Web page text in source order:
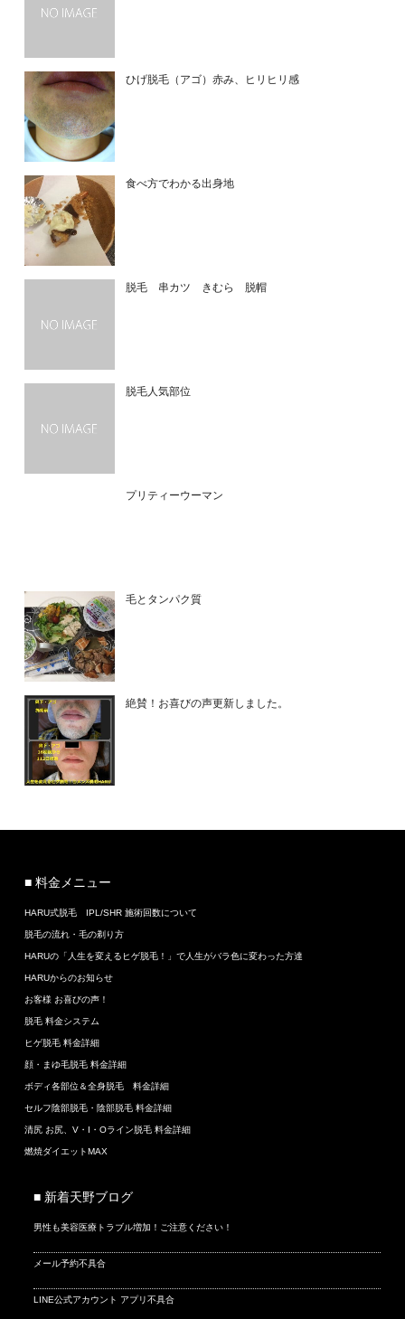
ひげ脱毛（アゴ）赤み、ヒリヒリ感
食べ方でわかる出身地
脱毛 串カツ きむら 脱帽
脱毛人気部位
プリティーウーマン
毛とタンパク質
絶賛！お喜びの声更新しました。
■ 料金メニュー
HARU式脱毛 IPL/SHR 施術回数について
脱毛の流れ・毛の剃り方
HARUの「人生を変えるヒゲ脱毛！」で人生がバラ色に変わった方達
HARUからのお知らせ
お客様 お喜びの声！
脱毛 料金システム
ヒゲ脱毛 料金詳細
顔・まゆ毛脱毛 料金詳細
ボディ各部位＆全身脱毛 料金詳細
セルフ陰部脱毛・陰部脱毛 料金詳細
清尻 お尻、V・I・Oライン脱毛 料金詳細
燃焼ダイエットMAX
■ 新着天野ブログ
男性も美容医療トラブル増加！ご注意ください！
メール予約不具合
LINE公式アカウント アプリ不具合